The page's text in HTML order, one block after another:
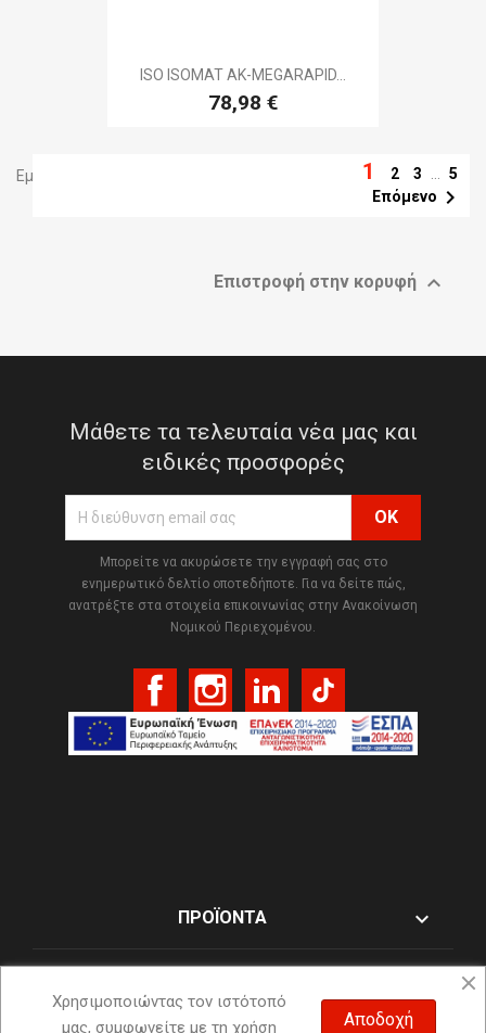
ISO ISOMAT AK-MEGARAPID...
78,98 €
Εμφανίζονται τα στοιχεία 1-15 από σύνολο 68 1 2 3
5
Επόμενο 
Επιστροφή στην κορυφή 
Μάθετε τα τελευταία νέα μας και
ειδικές προσφορές
Μπορείτε να ακυρώσετε την εγγραφή σας στο
ενημερωτικό δελτίο οποτεδήποτε. Για να δείτε πώς,
ανατρέξτε στα στοιχεία επικοινωνίας στην Ανακοίνωση
Νομικού Περιεχομένου.
FacebookInstagramLinkedIn
ΠΡΟΪΌΝΤΑ 
Η ΕΤΑΙΡΊΑ ΜΑΣ 
Ο ΛΟΓΑΡΙΑΣΜΌΣ ΣΑΣ
Χρησιμοποιώντας τον ιστότοπό
μας, συμφωνείτε με τη χρήση
Αποδοχή